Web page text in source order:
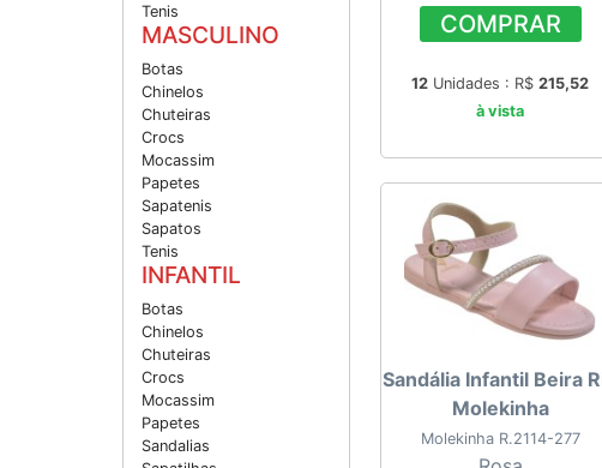
Tenis
MASCULINO
Botas
Chinelos
Chuteiras
Crocs
Mocassim
Papetes
Sapatenis
Sapatos
Tenis
INFANTIL
Botas
Chinelos
Chuteiras
Crocs
Mocassim
Papetes
Sandalias
COMPRAR
12 Unidades : R$ 215,52
à vista
Sandália Infantil Beira
Molekinha
Molekinha R.2114-277